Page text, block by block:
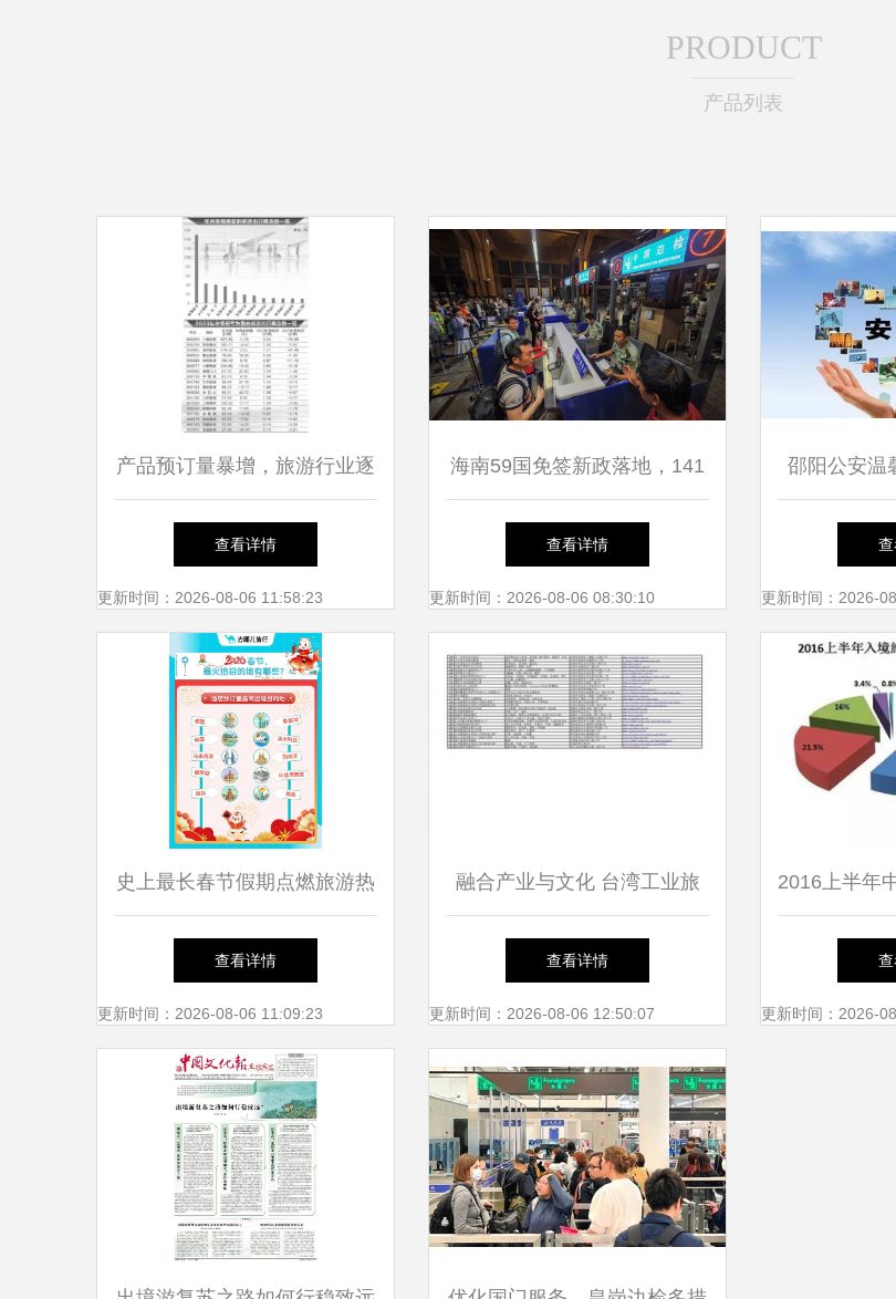
PRODUCT
产品列表
产品预订量暴增，旅游行业逐
步回暖——国内旅游服务迎来
复苏新机遇
查看详情
更新时间：2026-08-06 11:58:23
海南59国免签新政落地，141
名韩国游客成首批受益者
查看详情
更新时间：2026-08-06 08:30:10
邵阳公安温
出国境旅行
更新时间：2026-
史上最长春节假期点燃旅游热
潮 出境游持续升温，南京跻
身入境游热门目的地前十
查看详情
更新时间：2026-08-06 11:09:23
融合产业与文化 台湾工业旅
游与观光工厂的独特魅力及其
入境旅游服务体系概况
查看详情
更新时间：2026-08-06 12:50:07
2016上半年
报告 国
10.47%，服
更新时间：2026-